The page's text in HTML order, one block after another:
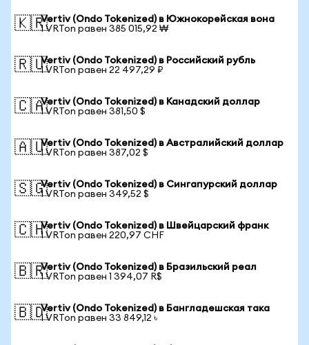
🇰🇷Vertiv (Ondo Tokenized) в Южнокорейская вона
1 VRTon равен 385 015,92 ₩
🇷🇺Vertiv (Ondo Tokenized) в Российский рубль
1 VRTon равен 22 497,29 ₽
🇨🇦Vertiv (Ondo Tokenized) в Канадский доллар
1 VRTon равен 381,50 $
🇦🇺Vertiv (Ondo Tokenized) в Австралийский доллар
1 VRTon равен 387,02 $
🇸🇬Vertiv (Ondo Tokenized) в Сингапурский доллар
1 VRTon равен 349,52 $
🇨🇭Vertiv (Ondo Tokenized) в Швейцарский франк
1 VRTon равен 220,97 CHF
🇧🇷Vertiv (Ondo Tokenized) в Бразильский реал
1 VRTon равен 1 394,07 R$
🇧🇩Vertiv (Ondo Tokenized) в Бангладешская така
1 VRTon равен 33 849,12 ৳